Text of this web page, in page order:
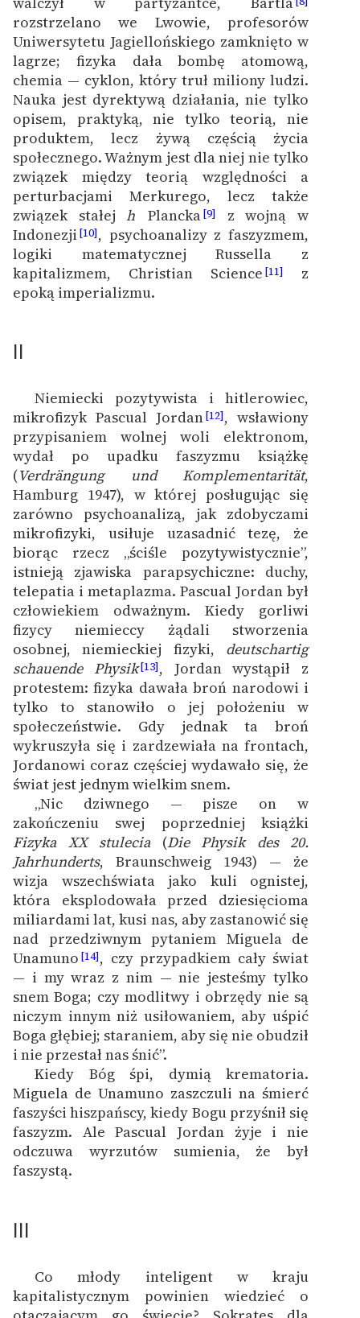
Polityka prywatności
Regulamin biblioteki
Dane fundacji i
sprawozdania finansowe
Regulamin darowizn
Informacja o treściach
wrażliwych
Deklaracja dostępności
rozstrzelano we Lwowie, profesorów
Uniwersytetu Jagiellońskiego zamknięto w
lagrze; fizyka dała bombę atomową,
chemia — cyklon, który truł miliony ludzi.
Nauka jest dyrektywą działania, nie tylko
opisem, praktyką, nie tylko teorią, nie
produktem, lecz żywą częścią życia
społecznego. Ważnym jest dla niej nie tylko
związek między teorią względności a
perturbacjami Merkurego, lecz także
związek stałejh Plancka[9]
z wojną w
Indonezji [10], psychoanalizy z faszyzmem,
logiki matematycznej Russella z
kapitalizmem, Christian Science [11]
z
epoką imperializmu.
II
Niemiecki pozytywista i hitlerowiec,
mikrofizyk Pascual Jordan[12], wsławiony
przypisaniem wolnej woli elektronom,
wydał po upadku faszyzmu książkę
(Verdrängung und Komplementarität,
Hamburg 1947), w której posługując się
zarówno psychoanalizą, jak zdobyczami
mikrofizyki, usiłuje uzasadnić tezę, że
biorąc rzecz „ściśle pozytywistycznie”,
istnieją zjawiska parapsychiczne: duchy,
telepatia i metaplazma. Pascual Jordan był
człowiekiem odważnym. Kiedy gorliwi
fizycy niemieccy żądali stworzenia
osobnej, niemieckiej fizyki, deutschartig
schauende Physik[13], Jordan wystąpił z
protestem: fizyka dawała broń narodowi i
tylko to stanowiło o jej położeniu w
społeczeństwie. Gdy jednak ta broń
wykruszyła się i zardzewiała na frontach,
Jordanowi coraz częściej wydawało się, że
świat jest jednym wielkim snem.
„Nic dziwnego — pisze on w
zakończeniu swej poprzedniej książki
Fizyka XX stulecia(Die Physik des 20.
Jahrhunderts, Braunschweig 1943) — że
wizja wszechświata jako kuli ognistej,
która eksplodowała przed dziesięcioma
miliardami lat, kusi nas, aby zastanowić się
nad przedziwnym pytaniem Miguela de
Unamuno [14], czy przypadkiem cały świat
— i my wraz z nim — nie jesteśmy tylko
snem Boga; czy modlitwy i obrzędy nie są
niczym innym niż usiłowaniem, aby uśpić
Boga głębiej; staraniem, aby się nie obudził
i nie przestał nas śnić”.
Kiedy Bóg śpi, dymią krematoria.
Miguela de Unamuno zaszczuli na śmierć
faszyści hiszpańscy, kiedy Bogu przyśnił się
faszyzm. Ale Pascual Jordan żyje i nie
odczuwa wyrzutów sumienia, że był
faszystą.
III
Co młody inteligent w kraju
kapitalistycznym powinien wiedzieć o